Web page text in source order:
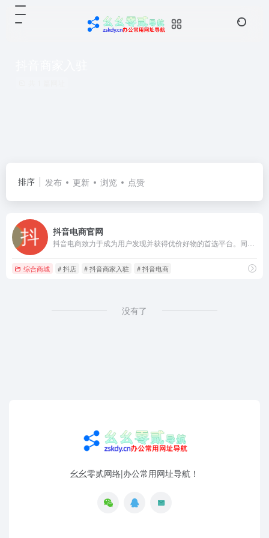
排序 发布 更新 浏览 点赞
抖音电商官网
综合商城 # 抖店 # 抖音商家入驻 # 抖音电商
没有了
幺幺零贰网络|办公常用网址导航！